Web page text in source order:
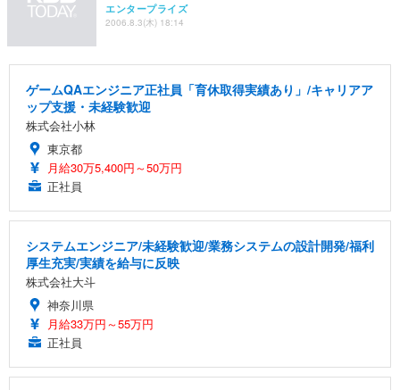
エンタープライズ
2006.8.3(木) 18:14
ゲームQAエンジニア正社員「育休取得実績あり」/キャリアア
ップ支援・未経験歓迎
株式会社小林
東京都
月給30万5,400円～50万円
正社員
システムエンジニア/未経験歓迎/業務システムの設計開発/福利
厚生充実/実績を給与に反映
株式会社大斗
神奈川県
月給33万円～55万円
正社員